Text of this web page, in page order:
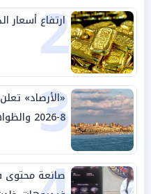
2
ارتفاع أسعار
3
8-2026 والظواهر الجوية
صانعة محتوى